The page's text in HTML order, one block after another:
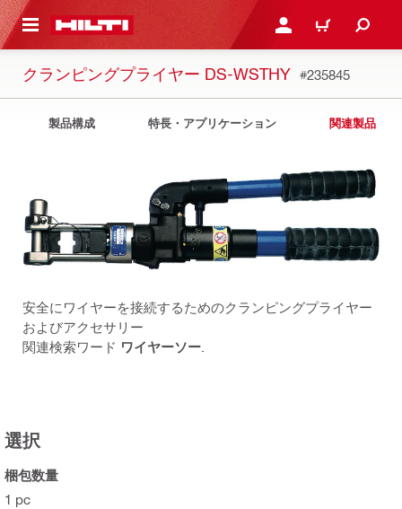
内容を表示 ログイン・新規オンライ
カート
クランピングプライヤー DS-WSTHY #235845
製品構成 特長・アプリケーション 関連製品
安全にワイヤーを接続するためのクランピングプライヤー
およびアクセサリー
関連検索ワード ワイヤーソー
選択
梱包数量
1 pc